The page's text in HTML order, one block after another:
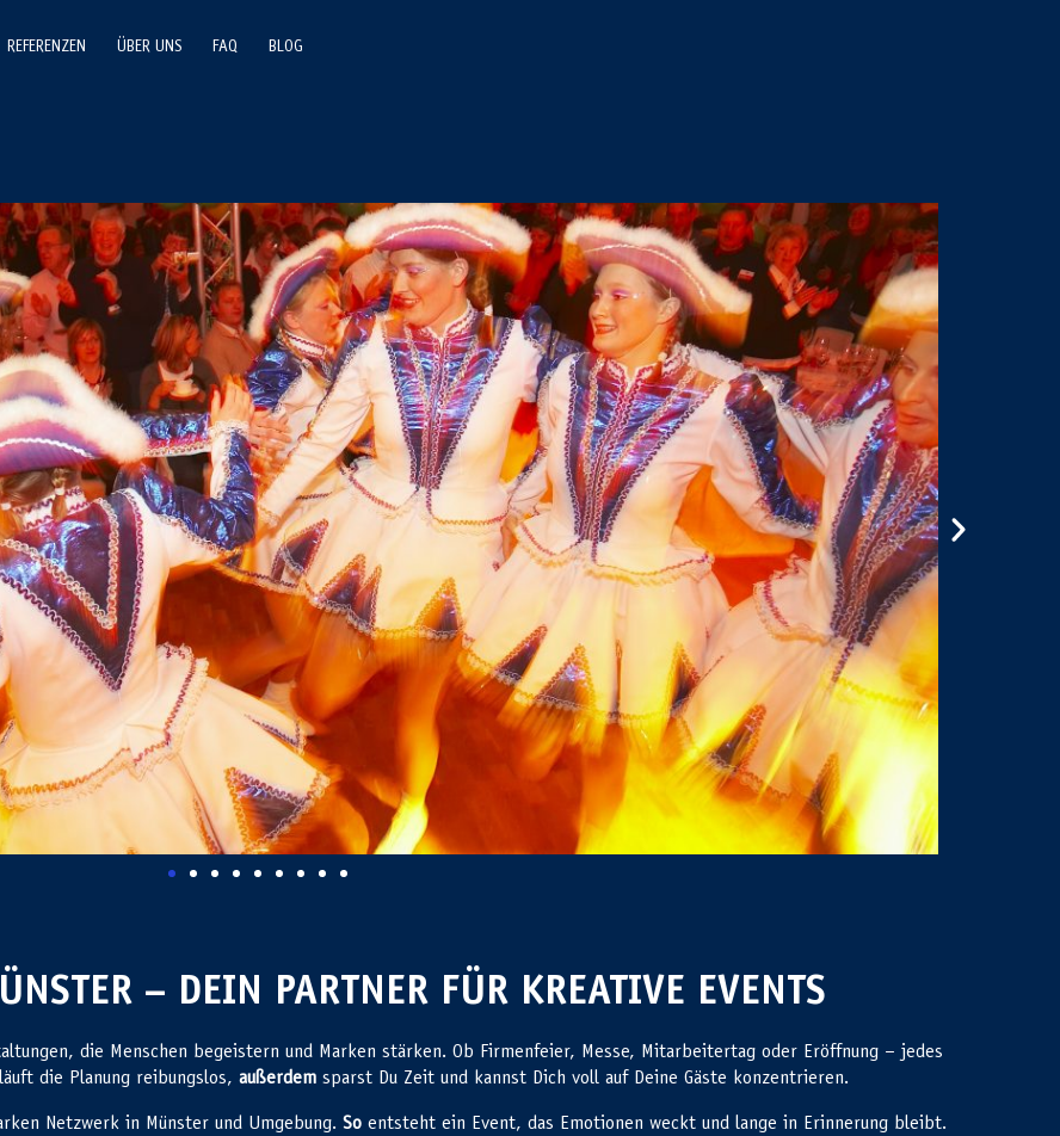
REFERENZEN ÜBER UNS FAQ BLOG
– DEIN PARTNER FÜR KREATIVE EVENTS
die Menschen begeistern und Marken stärken. Ob Firmenfeier, Messe, Mitarbeitertag oder Eröffnung – jedes
läuft die Planung reibungslos, außerdem sparst Du Zeit und kannst Dich voll auf Deine Gäste konzentrieren.
Netzwerk in Münster und Umgebung. So entsteht ein Event, das Emotionen weckt und lange in Erinnerung bleibt.